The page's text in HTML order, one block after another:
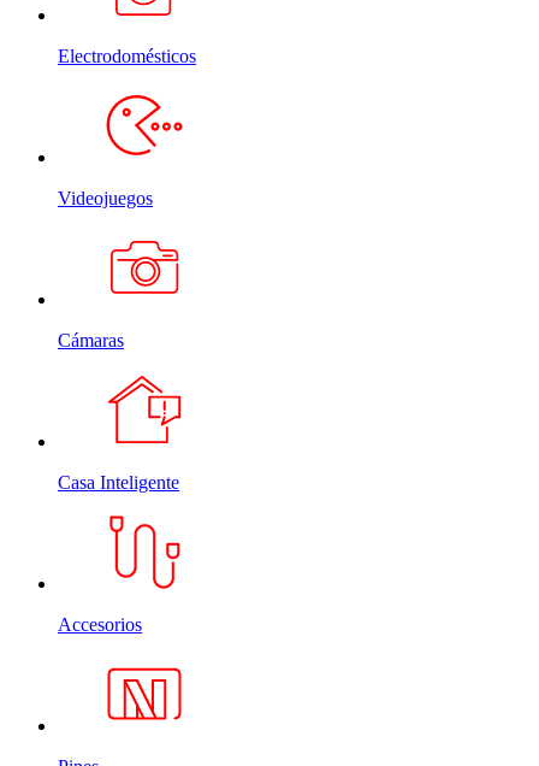
Electrodomésticos
Videojuegos
Cámaras
Casa Inteligente
Accesorios